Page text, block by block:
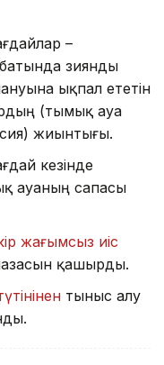
–
зиянды
ықпал ететін
(тымық ауа
жиынтығы.
кезінде
ауаның сапасы
жағымсыз иіс
қашырды.
тыныс алу